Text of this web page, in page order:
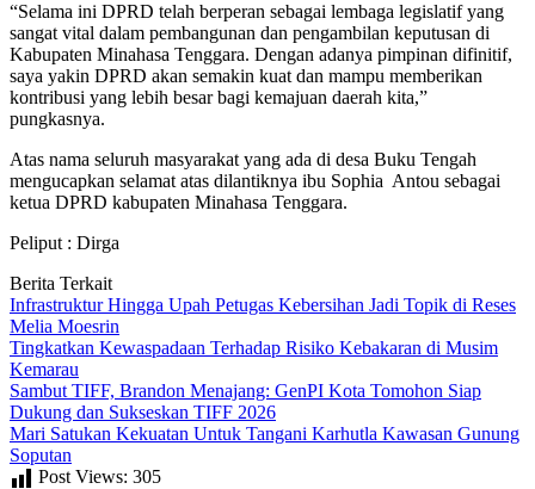
“Selama ini DPRD telah berperan sebagai lembaga legislatif yang
sangat vital dalam pembangunan dan pengambilan keputusan di
Kabupaten Minahasa Tenggara. Dengan adanya pimpinan difinitif,
saya yakin DPRD akan semakin kuat dan mampu memberikan
kontribusi yang lebih besar bagi kemajuan daerah kita,”
pungkasnya.
Atas nama seluruh masyarakat yang ada di desa Buku Tengah
mengucapkan selamat atas dilantiknya ibu Sophia Antou sebagai
ketua DPRD kabupaten Minahasa Tenggara.
Peliput : Dirga
Berita Terkait
Infrastruktur Hingga Upah Petugas Kebersihan Jadi Topik di Reses
Melia Moesrin
Tingkatkan Kewaspadaan Terhadap Risiko Kebakaran di Musim
Kemarau
Sambut TIFF, Brandon Menajang: ​GenPI Kota Tomohon Siap
Dukung dan Sukseskan TIFF 2026
Mari Satukan Kekuatan Untuk Tangani Karhutla Kawasan Gunung
Soputan
Post Views: 305